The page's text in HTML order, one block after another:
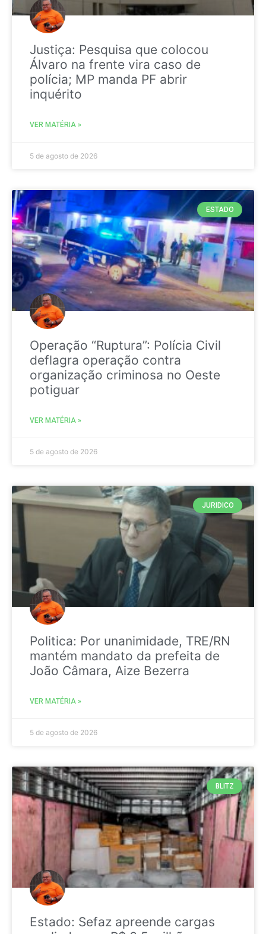
Justiça: Pesquisa que colocou
Álvaro na frente vira caso de
polícia; MP manda PF abrir
inquérito
VER MATÉRIA »
5 de agosto de 2026
ESTADO
Operação “Ruptura”: Polícia Civil
deflagra operação contra
organização criminosa no Oeste
potiguar
VER MATÉRIA »
5 de agosto de 2026
JURIDICO
Politica: Por unanimidade, TRE/RN
mantém mandato da prefeita de
João Câmara, Aize Bezerra
VER MATÉRIA »
5 de agosto de 2026
BLITZ
Estado: Sefaz apreende cargas